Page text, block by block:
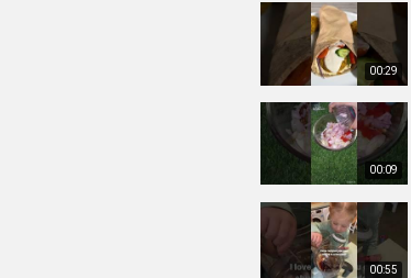
00:29
00:09
00:55